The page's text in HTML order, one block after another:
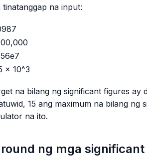
tinatanggap na input:
x 10^3
na bilang ng significant figures ay
15 ang maximum na bilang ng
na ito.
ng mga